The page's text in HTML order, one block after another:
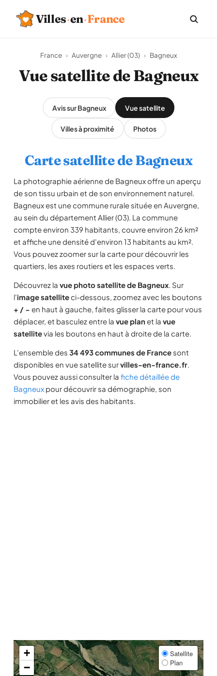
Villes·en·France
France › Auvergne › Allier (03) › Bagneux
Vue satellite de Bagneux
Avis sur Bagneux Vue satellite
Villes à proximité Photos
Carte satellite de Bagneux
La photographie aérienne de Bagneux offre un aperçu
de son tissu urbain et de son environnement naturel.
Bagneux est une commune rurale située en Auvergne,
au sein du département Allier (03). La commune
compte environ 339 habitants, couvre environ 26 km²
et affiche une densité d'environ 13 habitants au km².
Vous pouvez zoomer sur la carte pour découvrir les
quartiers, les axes routiers et les espaces verts.
Découvrez la vue photo satellite de Bagneux. Sur
l'image satelliteci-dessous, zoomez avec les boutons
+ / − en haut à gauche, faites glisser la carte pour vous
déplacer, et basculez entre la vue planet la vue
satellitevia les boutons en haut à droite de la carte.
L'ensemble des 34 493 communes de France sont
disponibles en vue satellite survilles-en-france.fr.
Vous pouvez aussi consulter la fiche détaillée de
Bagneux pour découvrir sa démographie, son
immobilier et les avis des habitants.
+
−
Satellite
Plan